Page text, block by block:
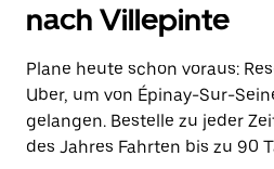
interagieren
ein
Datum
auszuwählen.
Drücke
die
Escape-
nach Villepinte
Plane heute schon voraus:
Uber, um von Épinay-Sur-
gelangen. Bestelle zu jeder
des Jahres Fahrten bis zu 90